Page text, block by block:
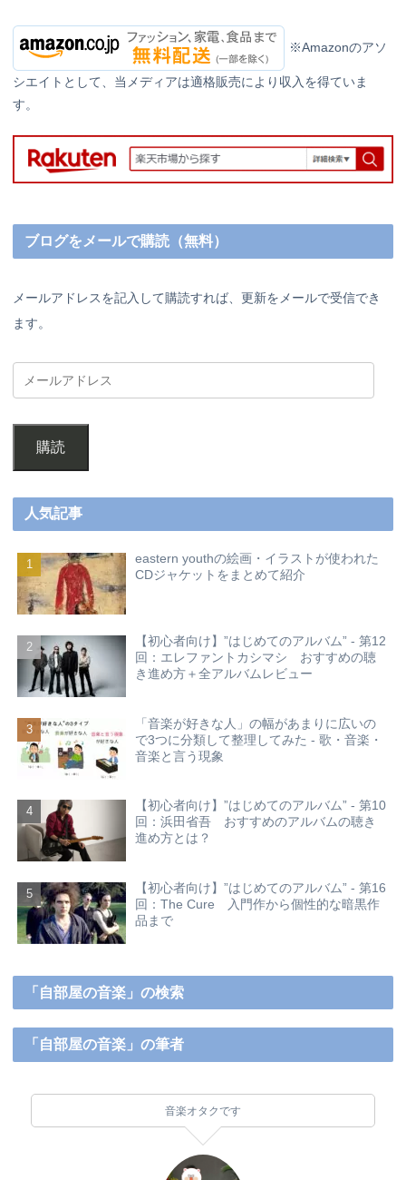
※Amazonのアソ
シエイトとして、当メディアは適格販売により収入を得ていま
す。
ブログをメールで購読（無料）
メールアドレスを記入して購読すれば、更新をメールで受信でき
ます。
購読
人気記事
eastern youthの絵画・イラストが使われた
CDジャケットをまとめて紹介
【初心者向け】”はじめてのアルバム” - 第12
回：エレファントカシマシ おすすめの聴
き進め方＋全アルバムレビュー
「音楽が好きな人」の幅があまりに広いの
で3つに分類して整理してみた - 歌・音楽・
音楽と言う現象
【初心者向け】”はじめてのアルバム” - 第10
回：浜田省吾 おすすめのアルバムの聴き
進め方とは？
【初心者向け】”はじめてのアルバム” - 第16
回：The Cure 入門作から個性的な暗黒作
品まで
「自部屋の音楽」の検索
「自部屋の音楽」の筆者
音楽オタクです